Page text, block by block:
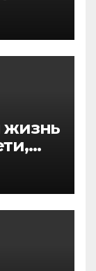
и
жизнь